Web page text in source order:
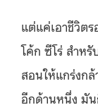
แต่แค่เอาชีวิต
โค้ก ซีโร่ สำหรั
สอนให้แกร่งก
อีกด้านหนึ่ง มัน